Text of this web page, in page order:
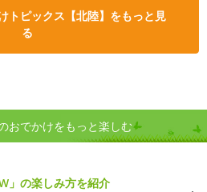
トピックス【北陸】をもっと見
る
おでかけをもっと楽しむ
」の楽しみ方を紹介